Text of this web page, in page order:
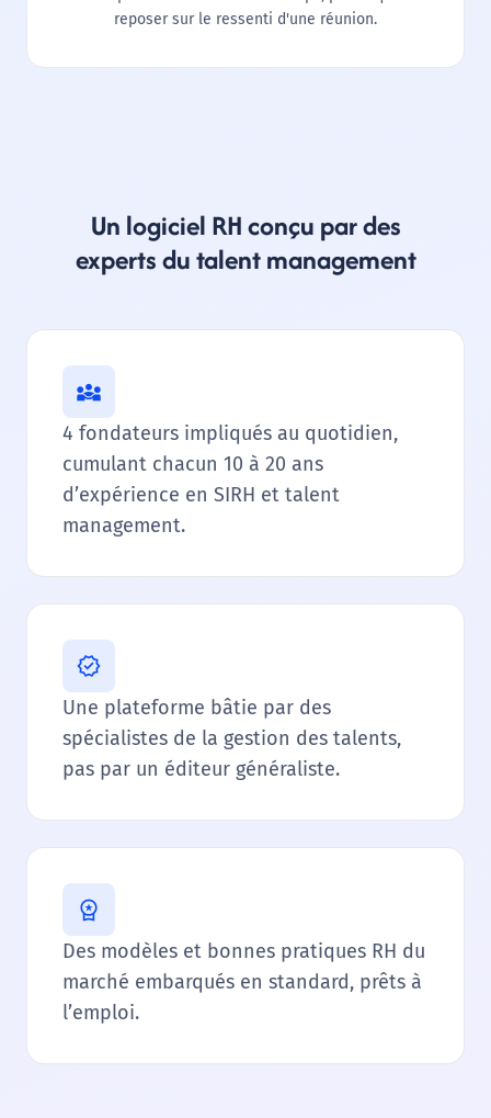
reposer sur le ressenti d'une réunion.
Un logiciel RH conçu par des
experts du talent management
4 fondateurs impliqués au quotidien,
cumulant chacun 10 à 20 ans
d’expérience en SIRH et talent
management.
Une plateforme bâtie par des
spécialistes de la gestion des talents,
pas par un éditeur généraliste.
Des modèles et bonnes pratiques RH du
marché embarqués en standard, prêts à
l’emploi.